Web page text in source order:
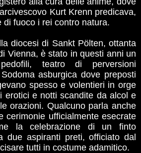
Kurt Krenn predicava,
di fuoco i rei contro natura.
diocesi di Sankt Pölten, ottanta
Vienna, è stato in questi anni un
teatro di perversioni
asburgica dove preposti
spesso e volentieri in orge
erotici e notti scandite da alcol e
orazioni. Qualcuno parla anche
cerimonie ufficialmente esecrate
la celebrazione di un finto
due aspiranti preti, officiato dal
tutti in costume adamitico.